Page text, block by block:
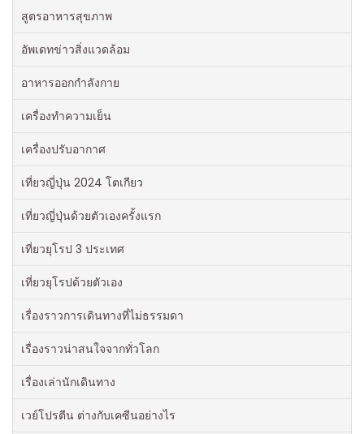
สูตรอาหารสุขภาพ
อัพเดทข่าวสิ่งแวดล้อม
อาหารออกกําลังกาย
เครื่องทำความเย็น
เครื่องปรับอากาศ
เที่ยวญี่ปุ่น 2024 โตเกียว
เที่ยวญี่ปุ่นด้วยตัวเองครั้งแรก
เที่ยวยุโรป 3 ประเทศ
เที่ยวยุโรปด้วยตัวเอง
เรื่องราวการเดินทางที่ไม่ธรรมดา
เรื่องราวน่าสนใจจากทั่วโลก
เรื่องเล่านักเดินทาง
เวย์โปรตีน ต่างกับเคซีนอย่างไร